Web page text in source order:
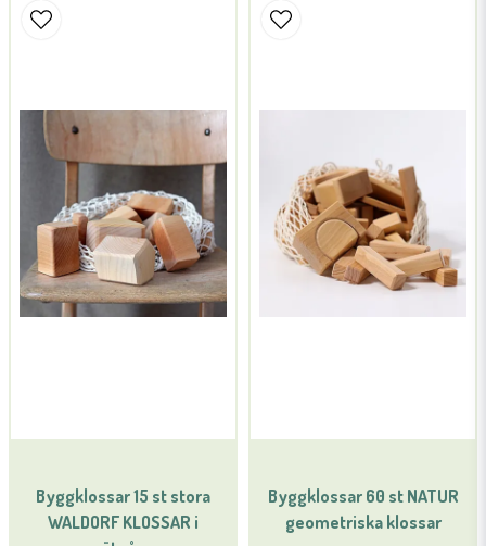
Byggklossar 15 st stora
WALDORF KLOSSAR i
Byggklossar 60 st NATUR
geometriska klossar